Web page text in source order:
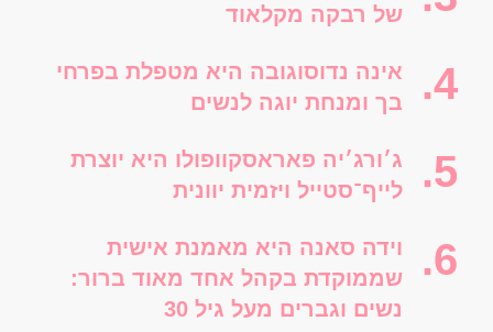
של רבקה מקלאוד
אינה נדוסוגובה היא מטפלת בפרחי
בך ומנחת יוגה לנשים
ג׳ורג׳יה פאראסקוופולו היא יוצרת
לייף־סטייל ויזמית יוונית
וידה סאנה היא מאמנת אישית
שממוקדת בקהל אחד מאוד ברור:
נשים וגברים מעל גיל 30